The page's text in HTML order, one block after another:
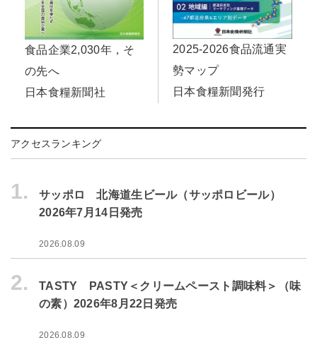
食品企業2,030年，そ
の先へ
日本食糧新聞社
2025-2026食品流通実
勢マップ
日本食糧新聞発行
アクセスランキング
1.
サッポロ 北海道生ビール（サッポロビール）
2026年7月14日発売
2026.08.09
2.
TASTY PASTY＜クリームペースト調味料＞（味
の素）2026年8月22日発売
2026.08.09